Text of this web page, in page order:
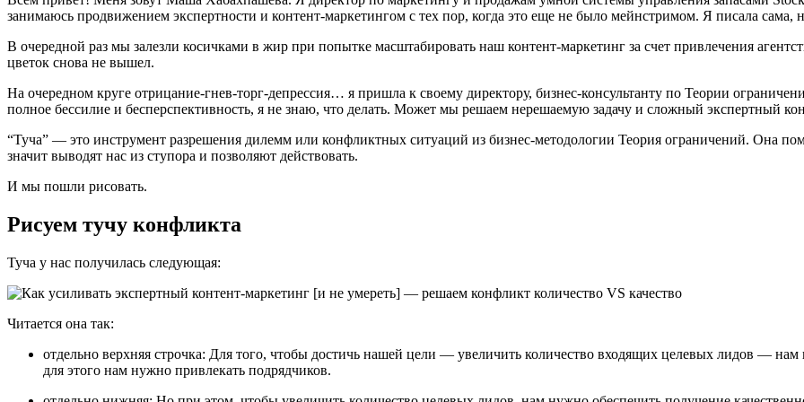
занимаюсь продвижением экспертности и контент-маркетингом с тех пор, когда это еще не было мейнстримом. Я писала сама,
В очередной раз мы залезли косичками в жир при попытке масштабировать наш контент-маркетинг за счет привлечения
цветок снова не вышел.
На очередном круге отрицание-гнев-торг-депрессия… я пришла к своему директору, бизнес-консультанту по Теории
полное бессилие и бесперспективность, я не знаю, что делать. Может мы решаем нерешаемую задачу и сложный экспертный
“Туча” — это инструмент разрешения дилемм или конфликтных ситуаций из бизнес-методологии Теория ограничений. Она
значит выводят нас из ступора и позволяют действовать.
И мы пошли рисовать.
Рисуем тучу конфликта
Туча у нас получилась следующая:
Читается она так:
отдельно верхняя строчка: Для того, чтобы достичь нашей цели — увеличить количество входящих целевых лидов —
для этого нам нужно привлекать подрядчиков.